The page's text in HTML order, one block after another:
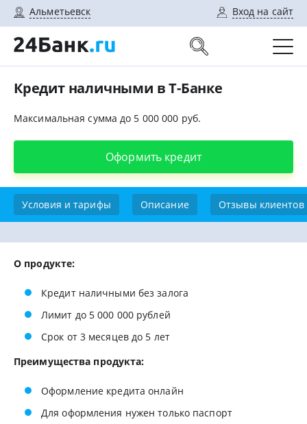
Альметьевск Вход на сайт
Кредит наличными в Т-Банке
Максимальная сумма до 5 000 000 руб.
Оформить кредит
Условия и тарифы Описание Отзывы клиентов
О продукте:
Кредит наличными без залога
Лимит до 5 000 000 рублей
Срок от 3 месяцев до 5 лет
Преимущества продукта:
Оформление кредита онлайн
Для оформления нужен только паспорт